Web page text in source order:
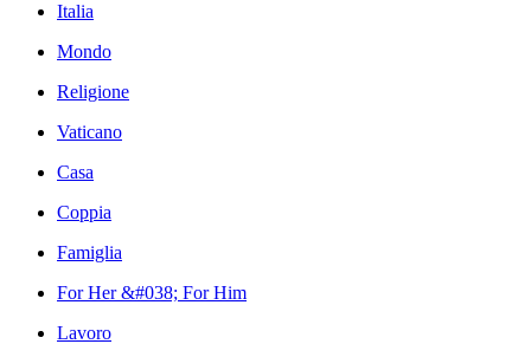
Italia
Mondo
Religione
Vaticano
Casa
Coppia
Famiglia
For Her &#038; For Him
Lavoro